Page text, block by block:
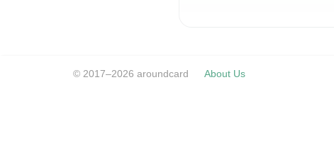
© 2017–2026 aroundcard About Us